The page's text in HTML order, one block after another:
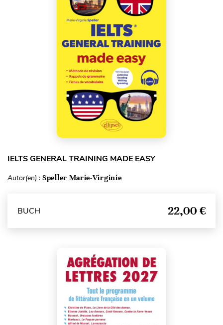
IELTS GENERAL TRAINING MADE EASY
Autor(en) : Speller Marie-Virginie
BUCH 22,00 €